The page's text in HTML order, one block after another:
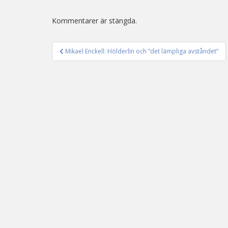
Kommentarer är stängda.
Inläggsnavigering
Mikael Enckell: Hölderlin och ”det lämpliga avståndet”